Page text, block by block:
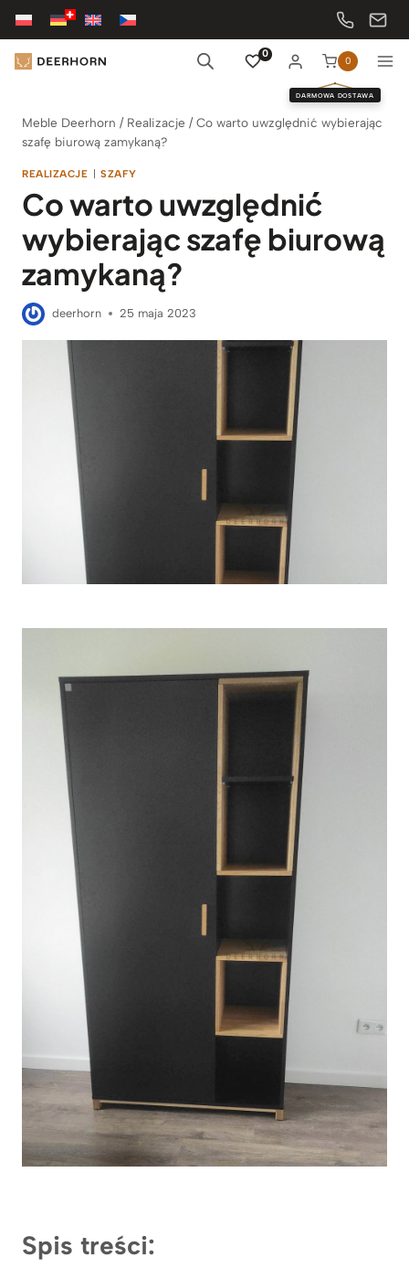
Przejdź
treści
0
0
DARMOWA DOSTAWA
Meble Deerhorn / Realizacje /Co warto uwzględnić wybierając
szafę biurową zamykaną?
REALIZACJE | SZAFY
Co warto uwzględnić
wybierając szafę biurową
zamykaną?
deerhorn 25 maja 2023
Spis treści: